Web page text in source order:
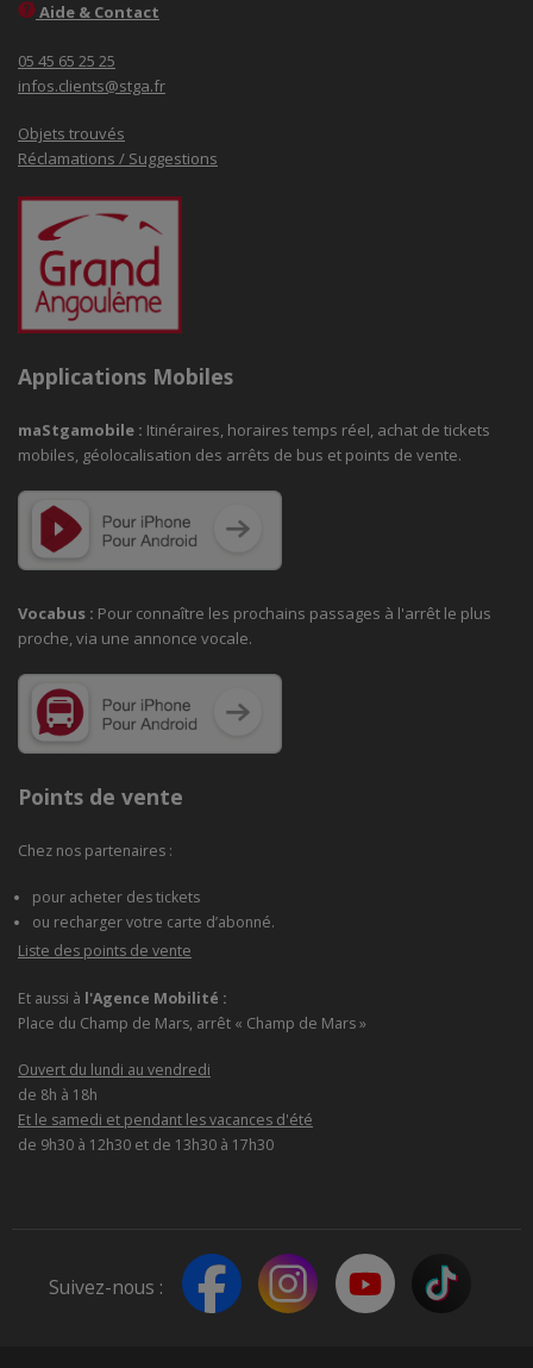
Aide & Contact
05 45 65 25 25
infos.clients@stga.fr
Objets trouvés
Réclamations / Suggestions
Applications Mobiles
maStgamobile : Itinéraires, horaires temps réel, achat de tickets
mobiles, géolocalisation des arrêts de bus et points de vente.
Vocabus : Pour connaître les prochains passages à l'arrêt le plus
proche, via une annonce vocale.
Points de vente
Chez nos partenaires :
pour acheter des tickets
ou recharger votre carte d’abonné.
Liste des points de vente
Et aussi à l'Agence Mobilité :
Place du Champ de Mars, arrêt « Champ de Mars »
Ouvert du lundi au vendredi
de 8h à 18h
Et le samedi et pendant les vacances d'été
de 9h30 à 12h30 et de 13h30 à 17h30
Suivez-nous :